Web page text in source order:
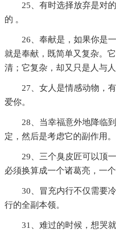
25、有时选择放弃是对
的 。
26、奉献是，如果你是
就是奉献，既简单又复杂。
清；它复杂，却又只是人与人
27、女人是情感动物，
爱你。
28、当幸福意外地降临
定，然后是考虑它的副作用。
29、三个臭皮匠可以顶
必须换算成一个诸葛亮，一个
30、冒充内行不仅需要
行的全副本领。
31、难过的时候，想哭